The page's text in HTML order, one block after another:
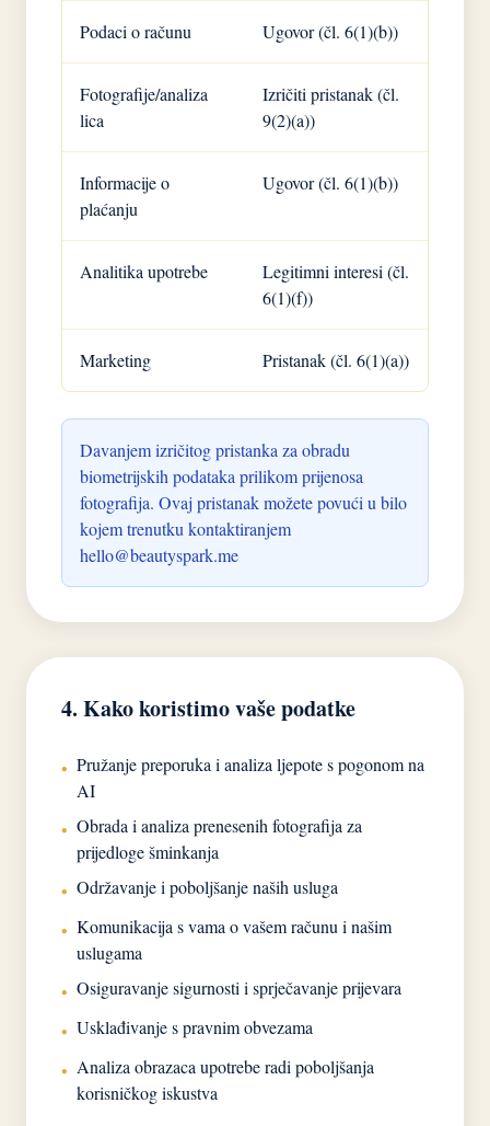
Podaci o računu Ugovor (čl. 6(1)(b))
Fotografije/analiza
lica
Izričiti pristanak (čl.
9(2)(a))
Informacije o
plaćanju
Ugovor (čl. 6(1)(b))
Analitika upotrebe
Legitimni interesi (čl.
6(1)(f))
Marketing Pristanak (čl. 6(1)(a))
Davanjem izričitog pristanka za obradu
biometrijskih podataka prilikom prijenosa
fotografija. Ovaj pristanak možete povući u bilo
kojem trenutku kontaktiranjem
hello@beautyspark.me
4. Kako koristimo vaše podatke
• Pružanje preporuka i analiza ljepote s pogonom na
AI
• Obrada i analiza prenesenih fotografija za
prijedloge šminkanja
• Održavanje i poboljšanje naših usluga
• Komunikacija s vama o vašem računu i našim
uslugama
• Osiguravanje sigurnosti i sprječavanje prijevara
• Usklađivanje s pravnim obvezama
• Analiza obrazaca upotrebe radi poboljšanja
korisničkog iskustva